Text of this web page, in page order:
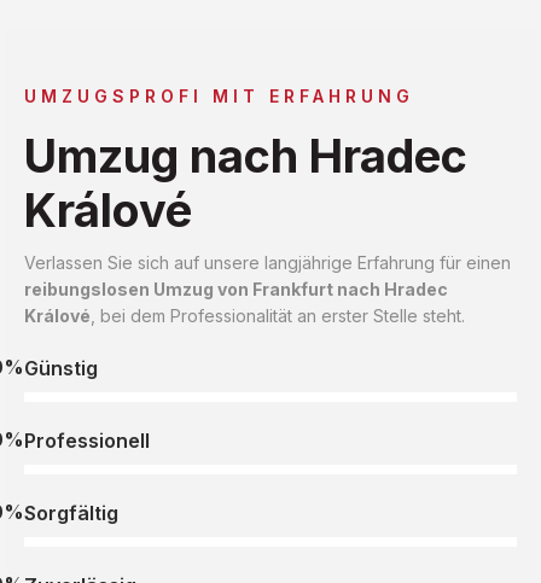
UMZUGSPROFI MIT ERFAHRUNG
Umzug nach Hradec
Králové
Verlassen Sie sich auf unsere langjährige Erfahrung für einen
reibungslosen Umzug von Frankfurt nach Hradec
Králové , bei dem Professionalität an erster Stelle steht.
Günstig
Professionell
Sorgfältig